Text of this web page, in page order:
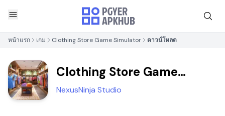
หน้าแรก เกม Clothing Store Game Simulator ดาวน์โหลด
Clothing Store Game
Simulator
NexusNinja Studio